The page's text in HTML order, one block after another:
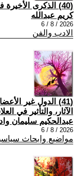
(40) الذكرى الأخيرة في المطار
كريم عبدالله
2026 / 8 / 6
الادب والفن
(41) الدول غير
الآثار، والتأثير في
عبدالحكيم سليمان
2026 / 8 / 6
مواضيع وابحاث